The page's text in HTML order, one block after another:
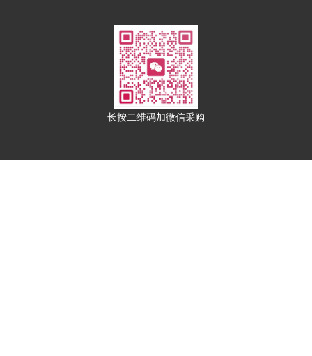
长按二维码加微信采购